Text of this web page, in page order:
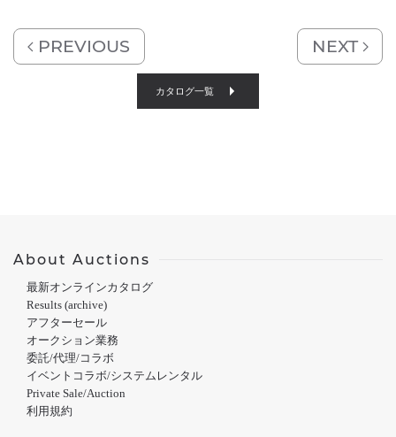
PREVIOUS NEXT
カタログ一覧
About Auctions
最新オンラインカタログ
Results (archive)
アフターセール
オークション業務
委託/代理/コラボ
イベントコラボ/システムレンタル
Private Sale/Auction
利用規約